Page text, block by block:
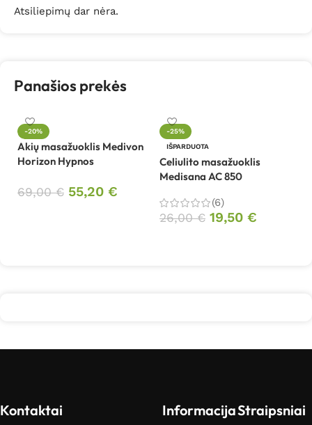
Atsiliepimų dar nėra.
Panašios prekės
-20%
Akių masažuoklis Medivon
Horizon Hypnos
69,00€ 55,20 €
-25%
IŠPARDUOTA
Celiulito masažuoklis
Medisana AC 850
(6)
26,00€ 19,50 €
Kontaktai InformacijaStraipsniai